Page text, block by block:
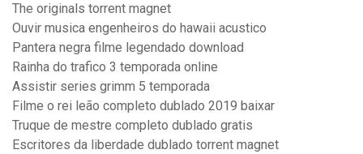
The originals torrent magnet
Ouvir musica engenheiros do hawaii acustico
Pantera negra filme legendado download
Rainha do trafico 3 temporada online
Assistir series grimm 5 temporada
Filme o rei leão completo dublado 2019 baixar
Truque de mestre completo dublado gratis
Escritores da liberdade dublado torrent magnet